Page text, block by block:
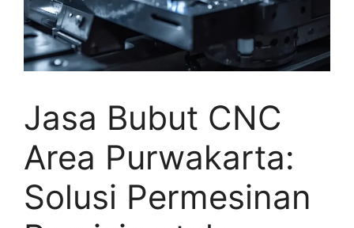
Jasa Bubut CNC
Area Purwakarta:
Solusi Permesinan